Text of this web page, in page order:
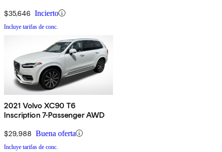
$35,646 Incierto
Incluye tarifas de conc.
2021 Volvo XC90 T6
Inscription 7-Passenger AWD
$29,988 Buena oferta
Incluye tarifas de conc.